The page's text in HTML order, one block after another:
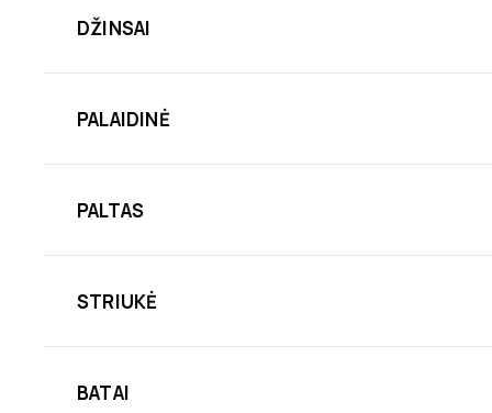
DŽINSAI
PALAIDINĖ
PALTAS
STRIUKĖ
BATAI